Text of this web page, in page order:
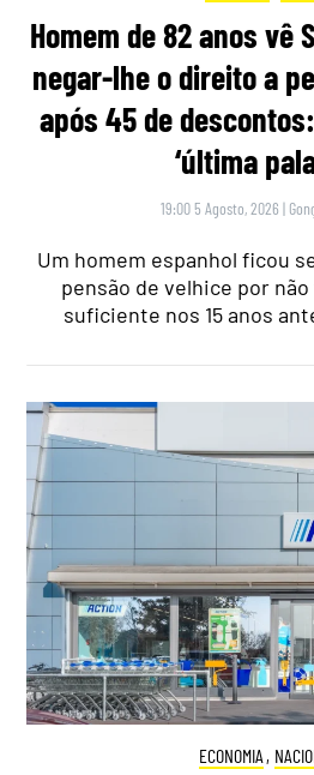
Homem de 82 anos vê
negar-lhe o direito a
após 45 de
‘última
19:00 5 Agosto, 2026 |
Um homem espanhol ficou
pensão de velhice por
suficiente nos 15 anos
ECONOMIA ,